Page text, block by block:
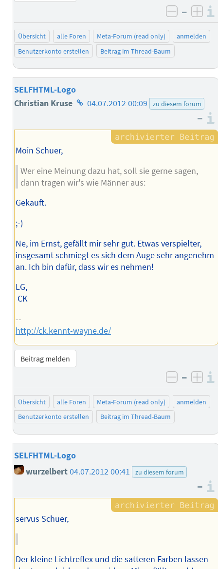
negativ
–
Übersicht alle Foren Meta-Forum (read only)
anmelden
Benutzerkonto erstellen
Beitrag im Thread-Baum
SELFHTML-Logo
Christian Kruse Homepage
Autors
04.07.2012 00:09 zu diesem forum
–
Moin Schuer,
Wer eine Meinung dazu hat, soll sie gerne sagen,
dann tragen wir's wie Männer aus:
Gekauft.
;-)
Ne, im Ernst, gefällt mir sehr gut. Etwas verspielter,
insgesamt schmiegt es sich dem Auge sehr angenehm
an. Ich bin dafür, dass wir es nehmen!
LG,
CK
--
http://ck.kennt-wayne.de/
Beitrag melden
negativ
–
Übersicht alle Foren Meta-Forum (read only)
anmelden
Benutzerkonto erstellen
Beitrag im Thread-Baum
SELFHTML-Logo
wurzelbert04.07.2012 00:41 zu diesem forum
–
servus Schuer,
Der kleine Lichtreflex und die satteren Farben lassen